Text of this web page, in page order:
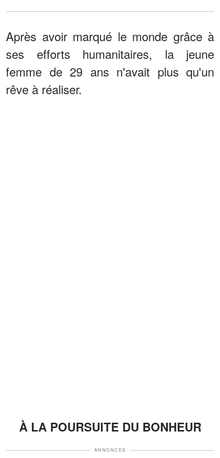
Après avoir marqué le monde grâce à
ses efforts humanitaires, la jeune
femme de 29 ans n'avait plus qu'un
rêve à réaliser.
À LA POURSUITE DU BONHEUR
ANNONCES